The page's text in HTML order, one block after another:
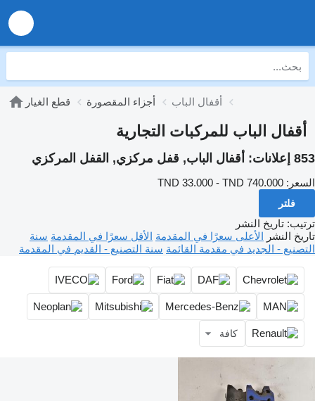
قطع الغيار أجزاء المقصورة أقفال الباب
أقفال الباب للمركبات التجارية
853 إعلانات: أقفال الباب, قفل مركزي, القفل المركزي
السعر: TND 33.000 - TND 740.000
فلتر
ترتيب: تاريخ النشر
تاريخ النشر الأعلى سعرًا في المقدمة الأقل سعرًا في المقدمة سنة
التصنيع - الجديد في مقدمة القائمة سنة التصنيع - القديم في المقدمة
كافة